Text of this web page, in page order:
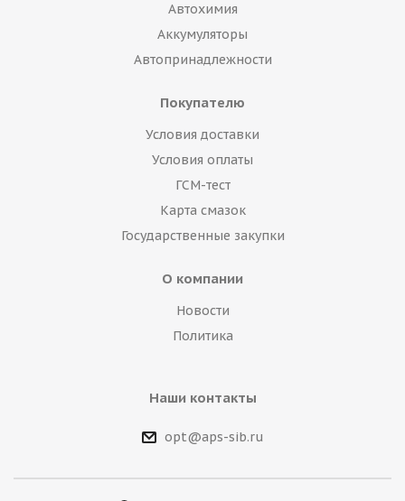
Автохимия
Аккумуляторы
Автопринадлежности
Покупателю
Условия доставки
Условия оплаты
ГСМ-тест
Карта смазок
Государственные закупки
О компании
Новости
Политика
Наши контакты
opt@aps-sib.ru